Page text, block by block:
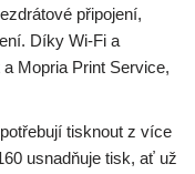
připojení,
Díky Wi-Fi a
Mopria Print Service,
tisknout z více
usnadňuje tisk, ať už